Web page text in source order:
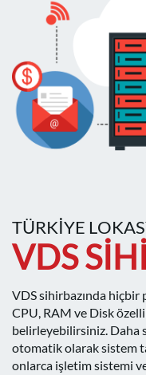
TÜRKIYE
VDS
VDS sihirbazında hiçbir
CPU, RAM ve Disk
belirleyebilirsiniz. Daha
otomatik olarak sistem
onlarca işletim sistemi